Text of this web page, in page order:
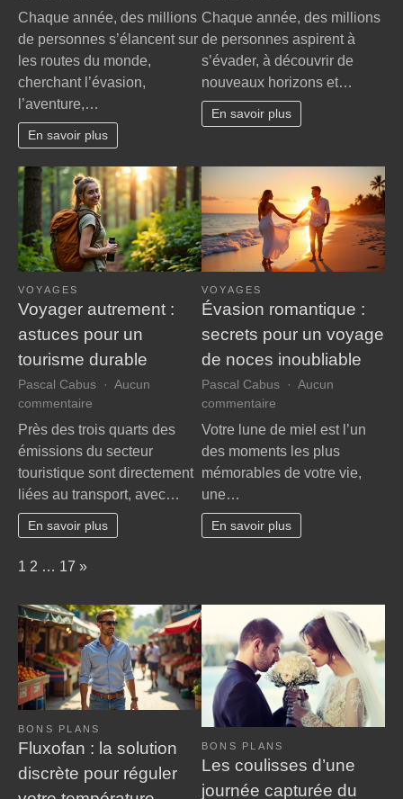
Pourquoi
voyage
transforme-
t-
il
nos
perspectives
Chaque année, des millions
de personnes s’élancent sur
les routes du monde,
cherchant l’évasion,
l’aventure,…
En savoir plus
Évasion
7
astuces
pour
des
voyages
Chaque année, des millions
de personnes aspirent à
s’évader, à découvrir de
nouveaux horizons et…
En savoir plus
VOYAGES
Voyager autrement :
astuces pour un
tourisme durable
Pascal Cabus
Aucun
commentaire
Voyager
autrement
:
astuces
pour
un
tourisme
Près des trois quarts des
émissions du secteur
touristique sont directement
liées au transport, avec…
En savoir plus
VOYAGES
Évasion romantique :
secrets pour un voyage
de noces inoubliable
Pascal Cabus
Aucun
commentaire
Évasion
:
secrets
un
voyage
Votre lune de miel est l’un
des moments les plus
mémorables de votre vie,
une…
En savoir plus
Page:
1 2 … 17 Next
»
BONS PLANS
Fluxofan : la solution
discrète pour réguler
BONS PLANS
Les coulisses d’une
journée capturée du